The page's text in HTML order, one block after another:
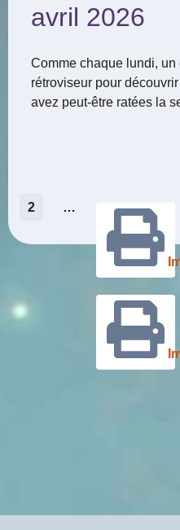
avril 2026
Comme chaque lundi,
rétroviseur pour
avez peut-être ratées la
Pagination
des
publications
2 …